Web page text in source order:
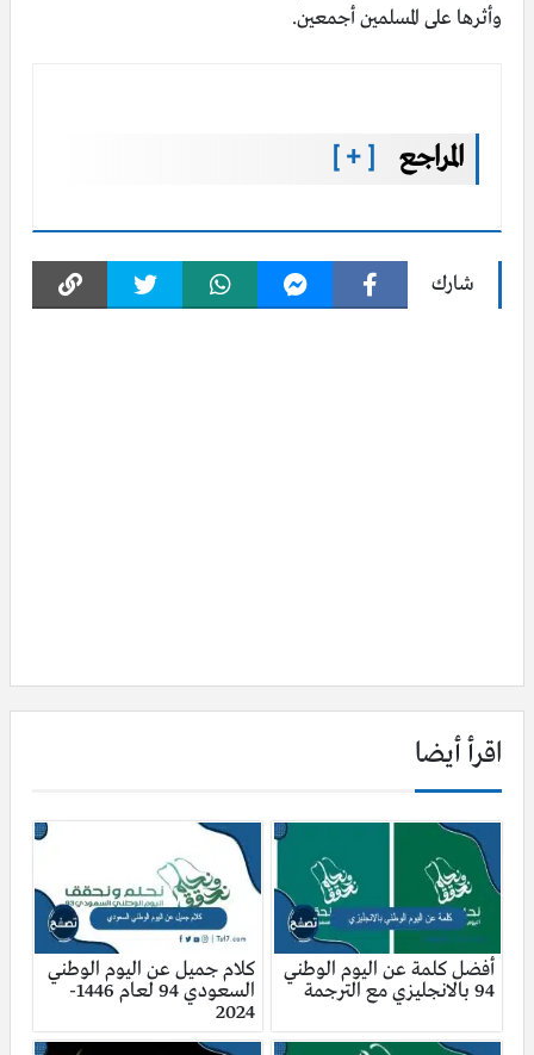
وأثرها على المسلمين أجمعين.
المراجع [ + ]
شارك
اقرأ أيضا
أفضل كلمة عن اليوم الوطني
94 بالانجليزي مع الترجمة
كلام جميل عن اليوم الوطني
السعودي 94 لعام 1446-
2024